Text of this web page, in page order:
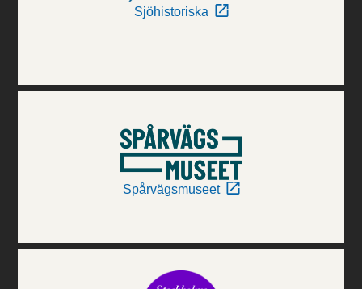
Sjöhistoriska
Spårvägsmuseet